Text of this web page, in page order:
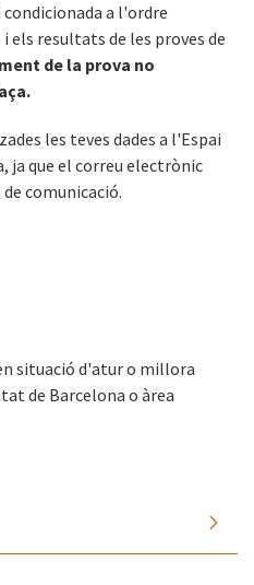
a l'ordre
els resultats de les proves de
de la prova no
les teves dades a l'Espai
ja que el correu electrònic
comunicació.
situació d'atur o millora
de Barcelona o àrea